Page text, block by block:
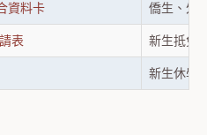
資料卡 僑生、外
表 新生抵免/
新生休學